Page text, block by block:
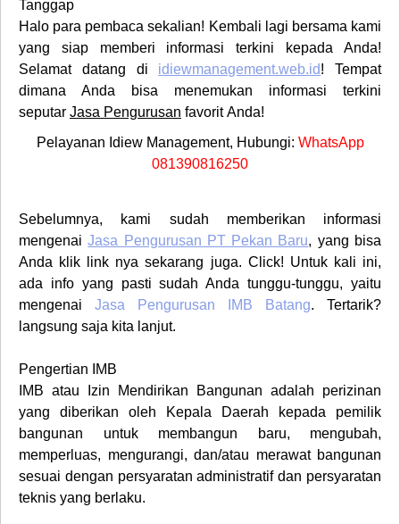
Tanggap
Halo para pembaca sekalian! Kembali lagi bersama kami
yang siap memberi informasi terkini kepada Anda!
Selamat datang di idiewmanagement.web.id! Tempat
dimana Anda bisa menemukan informasi terkini
seputar Jasa Pengurusan favoritAnda!
Pelayanan Idiew Management, Hubungi: WhatsApp
081390816250
Sebelumnya, kami sudah memberikan informasi
mengenaiJasa Pengurusan PT Pekan Baru, yang bisa
Anda klik link nya sekarang juga. Click! Untuk kali ini,
ada info yang pasti sudah Anda tunggu-tunggu, yaitu
mengenai Jasa Pengurusan IMB Batang. Tertarik?
langsung saja kita lanjut.
Pengertian IMB
IMB atau Izin Mendirikan Bangunan adalah perizinan
yang diberikan oleh Kepala Daerah kepada pemilik
bangunan untuk membangun baru, mengubah,
memperluas, mengurangi, dan/atau merawat bangunan
sesuai dengan persyaratan administratif dan persyaratan
teknis yang berlaku.